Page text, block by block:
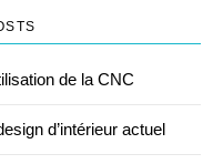
de la CNC
d’intérieur actuel